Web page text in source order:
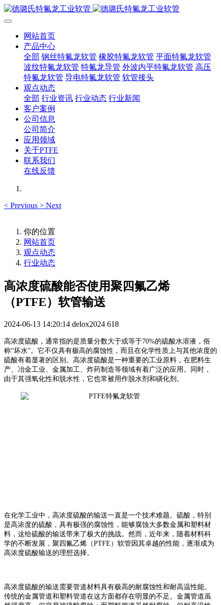
网站首页
产品中心
全部 钢丝特氟龙软管 橡胶特氟龙软管 平面特氟龙软管
波纹特氟龙软管 特氟龙导管 外波内平特氟龙软管 高压
特氟龙软管 导电特氟龙软管 软管接头
观点动态
全部 行业资讯 行业动态 行业新闻
客户案例
公司信息
公司简介
应用领域
关于PTFE
联系我们
在线反馈
< Previous > Next
你的位置
网站首页
观点动态
行业动态
高浓度硫酸能否使用聚四氟乙烯
（PTFE）软管输送
2024-06-13 14:20:14 delox2024 618
高浓度硫酸，通常指的是质量分数大于或等于70%的硫酸水溶液，俗
称“坏水”。它不仅具有极高的腐蚀性，而且在化学性质上与其他浓度的
硫酸有着显著的区别。高浓度硫酸是一种重要的工业原料，在肥料生
产、冶金工业、金属加工、炸药制造等领域有着广泛的应用。同时，
由于其强氧化性和脱水性，它也常被用作脱水剂和磺化剂。
在化学工业中，高浓度硫酸的输送一直是一个技术难题。硫酸，特别
是高浓度的硫酸，具有极强的腐蚀性，能够腐蚀大多数金属和塑料材
料，这给硫酸的输送带来了极大的挑战。然而，近年来，随着材料科
学的不断发展，聚四氟乙烯（PTFE）软管因其卓越的性能，逐渐成为
高浓度硫酸输送的理想选择。
高浓度硫酸的输送需要管道材料具有极高的耐腐蚀性和耐高温性能。
传统的金属管道和塑料管道在这方面都存在明显的不足。金属管道虽